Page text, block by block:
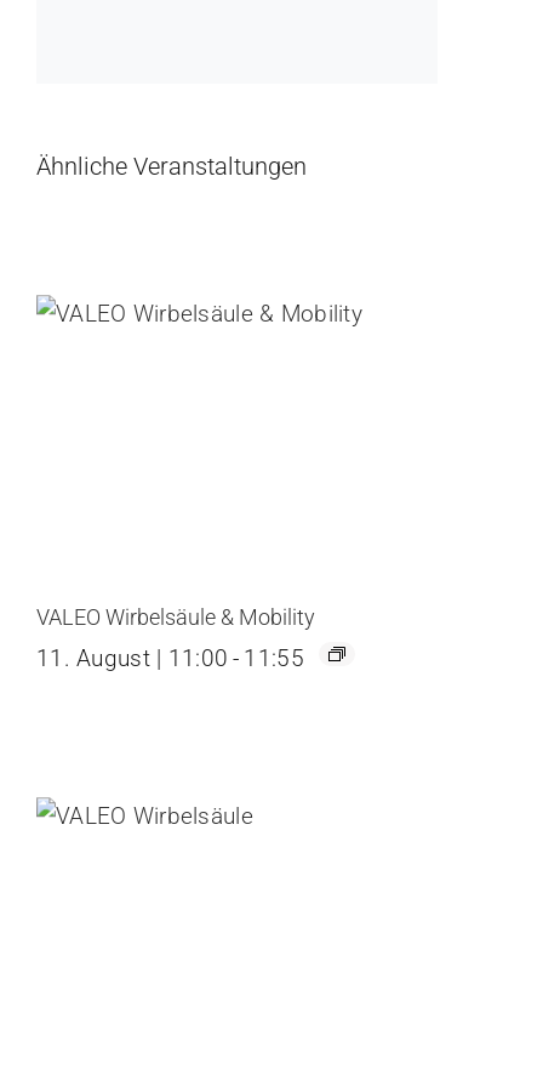
Ähnliche Veranstaltungen
VALEO Wirbelsäule & Mobility
11. August | 11:00 - 11:55